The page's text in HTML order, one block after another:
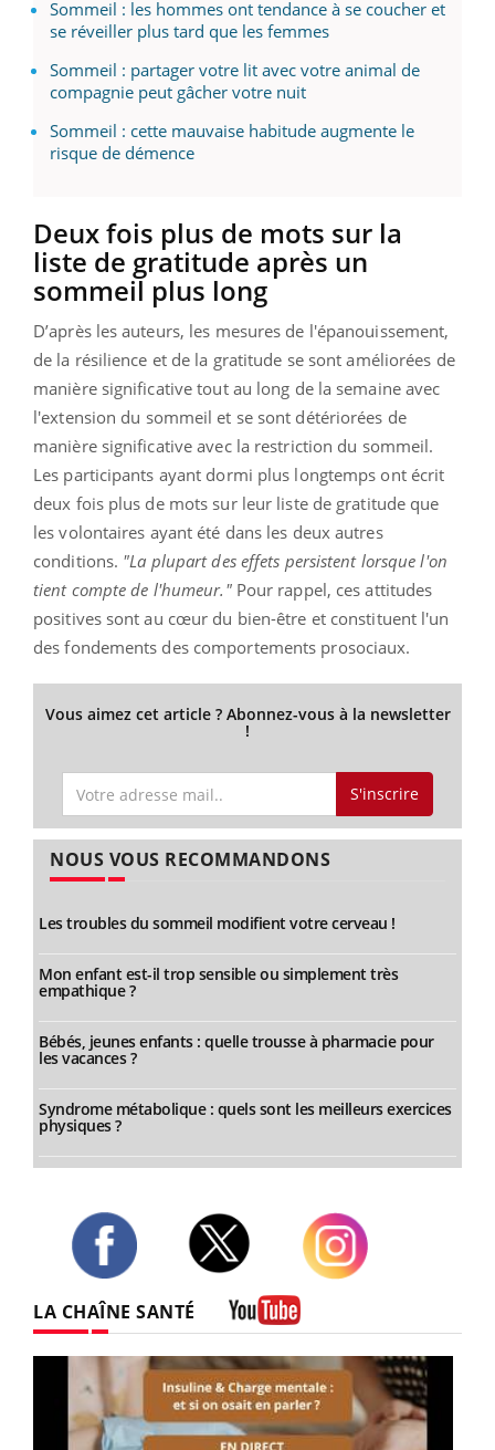
Sommeil : les hommes ont tendance à se coucher et
se réveiller plus tard que les femmes
Sommeil : partager votre lit avec votre animal de
compagnie peut gâcher votre nuit
Sommeil : cette mauvaise habitude augmente le
risque de démence
Deux fois plus de mots sur la
liste de gratitude après un
sommeil plus long
D’après les auteurs, les mesures de l'épanouissement,
de la résilience et de la gratitude se sont améliorées de
manière significative tout au long de la semaine avec
l'extension du sommeil et se sont détériorées de
manière significative avec la restriction du sommeil.
Les participants ayant dormi plus longtemps ont écrit
deux fois plus de mots sur leur liste de gratitude que
les volontaires ayant été dans les deux autres
conditions. "La plupart des effets persistent lorsque l'on
tient compte de l'humeur."Pour rappel, ces attitudes
positives sont au cœur du bien-être et constituent l'un
des fondements des comportements prosociaux.
Vous aimez cet article ? Abonnez-vous à la newsletter
!
S'inscrire
NOUS VOUS RECOMMANDONS
Les troubles du sommeil modifient votre cerveau !
Mon enfant est-il trop sensible ou simplement très
empathique ?
Bébés, jeunes enfants : quelle trousse à pharmacie pour
les vacances ?
Syndrome métabolique : quels sont les meilleurs exercices
physiques ?
LA CHAÎNE SANTÉ